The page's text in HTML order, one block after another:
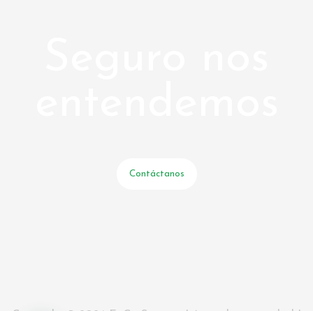
Contáctanos